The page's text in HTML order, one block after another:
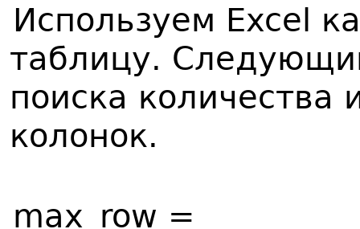
Используем Excel
таблицу.
поиска количества
колонок.
max_row =